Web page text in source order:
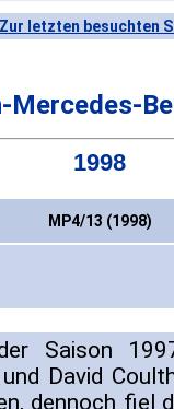
Zur letzten besuchten
Mercedes-
1998
MP4/13 (1998)
Saison
David
dennoch fiel